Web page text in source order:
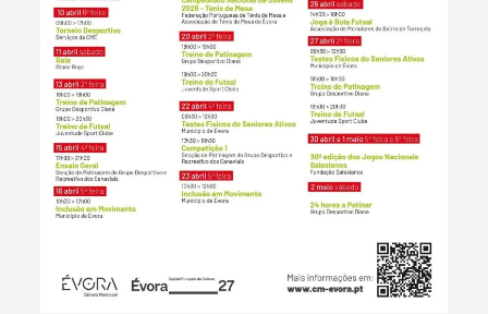
Categorias gerais
Filtros